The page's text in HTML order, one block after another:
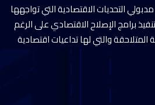
التحديات الاقتصادية التي تواجهها
برامج الإصلاح الاقتصادي على الرغم
المتلاحقة والتي لها تداعيات اقتصادية